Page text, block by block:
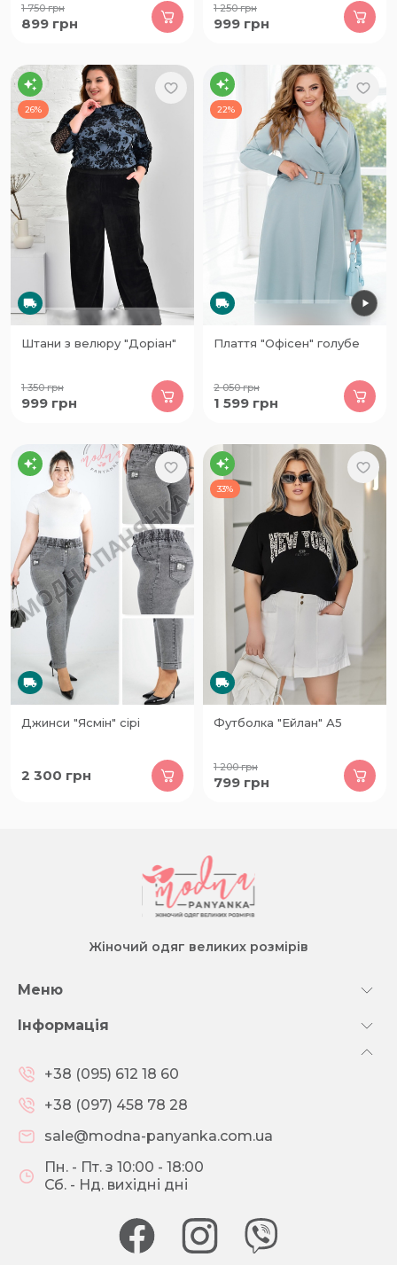
1 750грн
899 грн
1 250грн
999 грн
26%
Штани з велюру "Доріан"
1 350грн
999 грн
22%
Плаття "Офісен" голубе
2 050грн
1 599 грн
Джинси "Ясмін" сірі
2 300 грн
33%
Футболка "Ейлан" А5
1 200грн
799 грн
Жіночий одяг великих розмірів
Меню
Інформація
+38 (095) 612 18 60
+38 (097) 458 78 28
sale@modna-panyanka.com.ua
Пн. - Пт. з 10:00 - 18:00
Сб. - Нд. вихідні дні